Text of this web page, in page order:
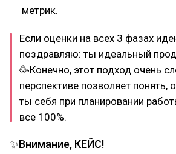
метрик.
Если оценки на всех 3 фазах
поздравляю: ты идеальный
🥳Конечно, этот подход очень
перспективе позволяет
ты себя при планировании
все 100%.
✨Внимание, КЕЙС!